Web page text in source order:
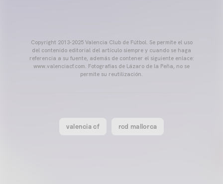
Copyright 2013-2025 Valencia Club de Fútbol. Se permite el uso
del contenido editorial del artículo siempre y cuando se haga
referencia a su fuente, además de contener el siguiente enlace:
www.valenciacf.com. Fotografías de Lázaro de la Peña, no se
permite su reutilización.
valencia cf rcd mallorca